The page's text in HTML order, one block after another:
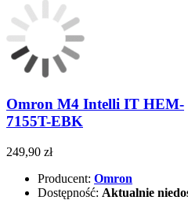
Omron M4 Intelli IT HEM-
7155T-EBK
249,90 zł
Producent: Omron
Dostępność: Aktualnie